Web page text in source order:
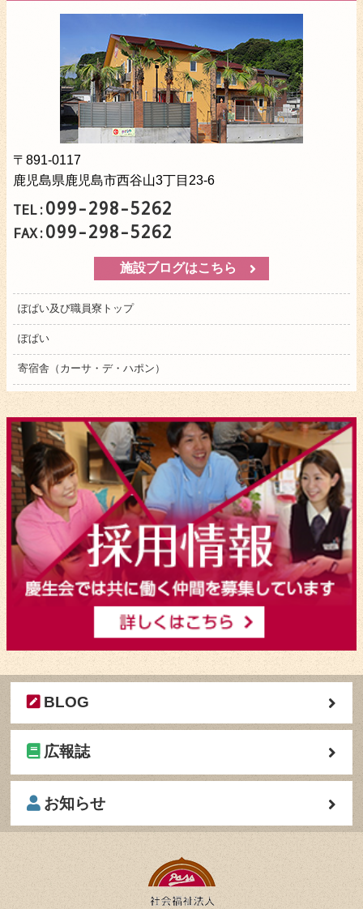
〒891-0117
鹿児島県鹿児島市西谷山3丁目23-6
TEL:099-298-5262
FAX:099-298-5262
施設ブログはこちら
ぽぱい及び職員寮トップ
ぽぱい
寄宿舎（カーサ・デ・ハポン）
BLOG
広報誌
お知らせ